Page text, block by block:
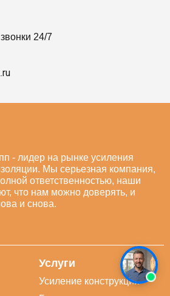
24/7
- лидер на рынке усиления
Мы серьезная компания,
ответственностью, наши
что нам можно доверять, и
и снова.
Услуги
Усиление конструкций